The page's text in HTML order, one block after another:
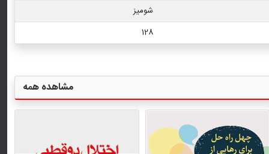
شومیز
128
مشاهده همه